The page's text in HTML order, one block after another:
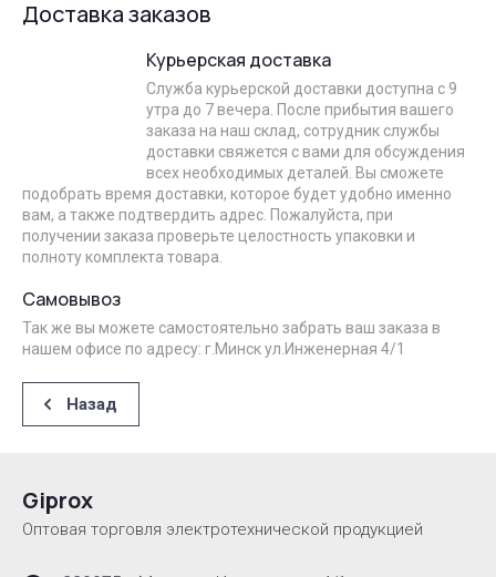
Доставка заказов
Курьерская доставка
Служба курьерской доставки доступна с 9
утра до 7 вечера. После прибытия вашего
заказа на наш склад, сотрудник службы
доставки свяжется с вами для обсуждения
всех необходимых деталей. Вы сможете
подобрать время доставки, которое будет удобно именно
вам, а также подтвердить адрес. Пожалуйста, при
получении заказа проверьте целостность упаковки и
полноту комплекта товара.
Самовывоз
Так же вы можете самостоятельно забрать ваш заказа в
нашем офисе по адресу: г.Минск ул.Инженерная 4/1
Назад
Giprox
Оптовая торговля электротехнической продукцией